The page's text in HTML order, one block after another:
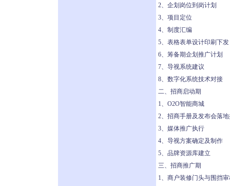
2、企划岗位到岗计划
3、项目定位
4、制度汇编
5、表格表单设计印刷下发
6、筹备期企划推广计划
7、导视系统建议
8、数字化系统技术对接
二、招商启动期
1、O2O智能商城
2、招商手册及发布会落
3、媒体推广执行
4、导视方案确定及制作
5、品牌资源库建立
三、招商推广期
1、商户装修门头与围挡